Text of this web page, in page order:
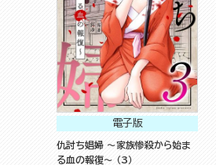
電子版
仇討ち娼婦 ～家族惨殺から始ま
る血の報復～ （3）